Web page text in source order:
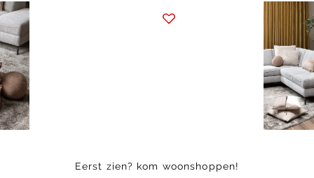
Item
1
of
12
Eerst zien? kom woonshoppen!